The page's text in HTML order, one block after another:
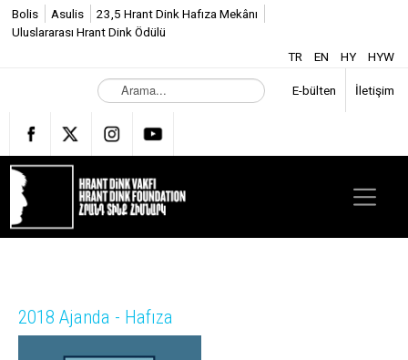
Bolis Asulis
23,5 Hrant Dink Hafıza Mekânı
Uluslararası Hrant Dink Ödülü
TR
EN HY HYW
A
r
m
a
.
.
E-bülten İletişim
2018 Ajanda - Hafıza